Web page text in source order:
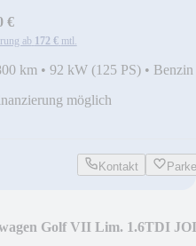
€
ab 172 € mtl.
km • 92 kW (125 PS) • Benzin
möglich
Kontakt
Golf VII Lim. 1.6TDI